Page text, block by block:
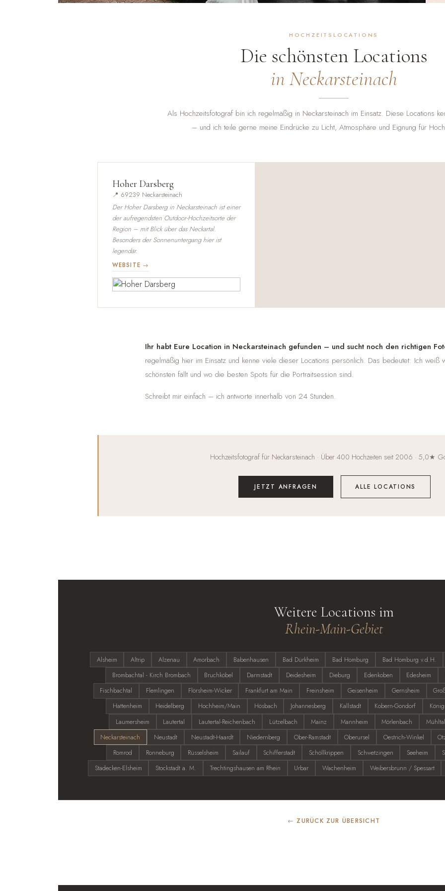
HOCHZEITSLOCATIONS
Die schönsten Locations
in Neckarsteinach
Als Hochzeitsfotograf bin ich regelmäßig in Neckarsteinach im Einsatz. Diese Locations
– und ich teile gerne meine Eindrücke zu Licht, Atmosphäre und Eignung für
Hoher Darsberg
📍 69239 Neckarsteinach
Der Hoher Darsberg in Neckarsteinach ist einer
der aufregendsten Outdoor-Hochzeitsorte der
Region – mit Blick über das Neckartal.
Besonders der Sonnenuntergang hier ist
legendär.
WEBSITE →
Ihr habt Eure Location in Neckarsteinach gefunden – und sucht noch den richtigen
regelmäßig hier im Einsatz und kenne viele dieser Locations persönlich. Das bedeutet: Ich weiß
schönsten fällt und wo die besten Spots für die Portraitsession sind.
Schreibt mir einfach – ich antworte innerhalb von 24 Stunden.
Hochzeitsfotograf für Neckarsteinach · Über 400 Hochzeiten seit 2006 · 5,0★
JETZT ANFRAGEN ALLE LOCATIONS
Weitere Locations im
Rhein-Main-Gebiet
Alsheim Altrip Alzenau Amorbach Babenhausen Bad Dürkheim Bad Homburg Bad Homburg v.d.H.
Brombachtal - Kirch Brombach
Bruchköbel Darmstadt Deidesheim Dieburg Edenkoben Edesheim
Fischbachtal
Flemlingen Flörsheim-Wicker Frankfurt am Main Freinsheim Geisenheim Gernsheim
Hattenheim
Heidelberg Hochheim/Main Hösbach Johannesberg Kallstadt Kobern-Gondorf
Laumersheim
Lautertal Lautertal-Reichenbach Lützelbach Mainz Mannheim Mörlenbach Mühltal
Neckarsteinach
Neustadt Neustadt-Haardt Niedernberg Ober-Ramstadt Oberursel Oestrich-Winkel
Romrod
Ronneburg Rüsselsheim Sailauf Schifferstadt Schöllkrippen Schwetzingen Seeheim
Stadecken-Elsheim
Stockstadt a. M. Trechtingshausen am Rhein Urbar Wachenheim Weibersbrunn / Spessart
← ZURÜCK ZUR ÜBERSICHT